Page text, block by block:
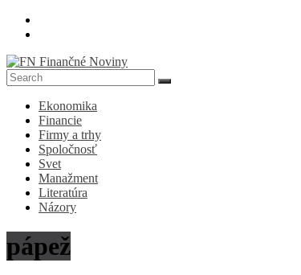
Skip
FN
Finančné
Noviny
Denník
ekonomike
spoločnosti
Ekonomika
Financie
Firmy a trhy
Spoločnosť
Svet
Manažment
Literatúra
Názory
pápež